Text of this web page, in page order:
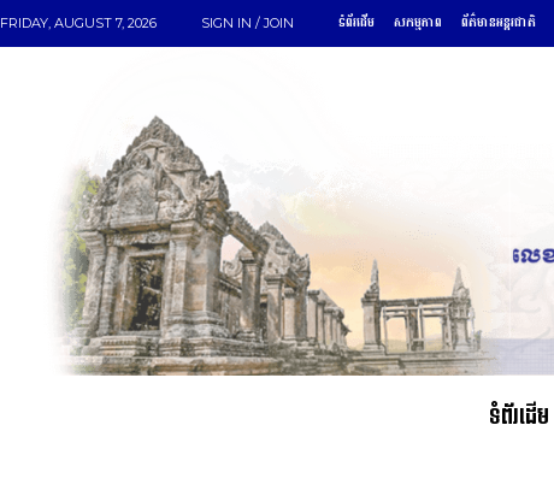
FRIDAY, AUGUST 7, 2026 SIGN IN / JOIN ទំព័រដើម សកម្មភាព ព័ត៌មានអន្តរជាតិ
ទំព័រដើម